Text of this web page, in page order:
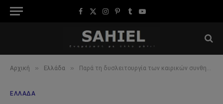
Facebook
X
Instagram
Pinterest
TumblrYouTube
Αρχική » Ελλάδα » Παρά τη δυσλειτουργία των καιρικών συνθηκών, η φλόγα των Ολυμπιακών Αγώνων του Παρισιού ανάβει στο ελληνικό λίκνο των αρχαίων αγώνων
ΕΛΛΆΔΑ